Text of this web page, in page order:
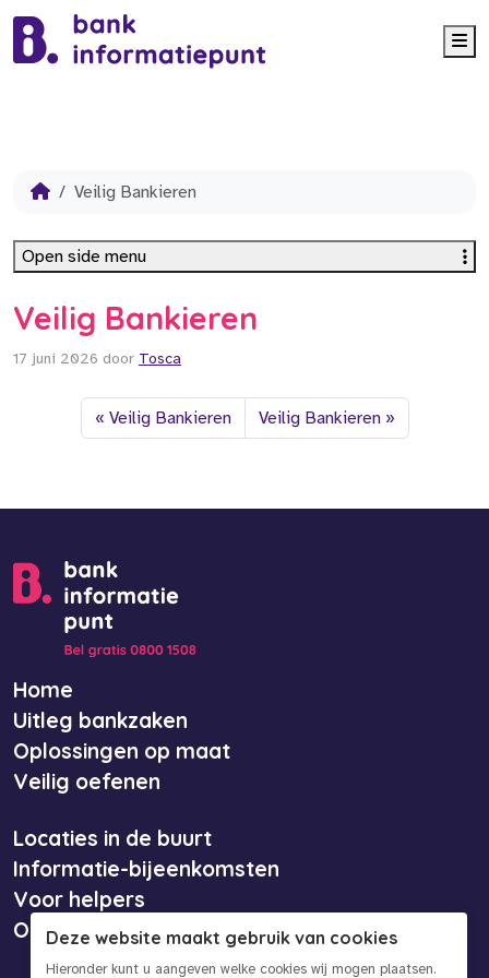
Veilig Bankieren
Veilig Bankieren
17 juni 2026 door Tosca
Veilig Bankieren Veilig Bankieren
Open side menu
Home
Uitleg bankzaken
Oplossingen op maat
Veilig oefenen
Locaties in de buurt
Informatie-bijeenkomsten
Voor helpers
Over ons
Deze website maakt gebruik van cookies
Hieronder kunt u aangeven welke cookies wij mogen plaatsen.